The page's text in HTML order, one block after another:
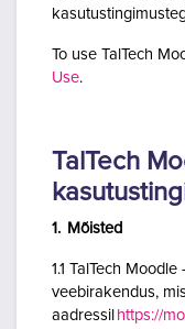
To use TalTech
Use.
TalTech
1. Mõisted
1.1 TalTech
veebirakendus,
aadressil https://